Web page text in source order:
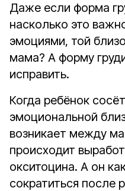
Даже если форма
насколько это
эмоциями, той
мама? А форму
исправить.
Когда ребёнок
эмоциональной
возникает между
происходит
окситоцина. А он
сократиться после